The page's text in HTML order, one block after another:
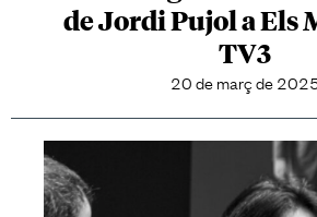
de Jordi Pujol a Els
TV3
20 de març de